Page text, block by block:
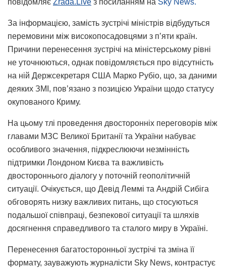
За інформацією, замість зустрічі міністрів відбудуться
перемовини між високопосадовцями з п’яти країн.
Причини перенесення зустрічі на міністерському рівні
не уточнюються, однак повідомляється про відсутність
на ній Держсекретаря США Марко Рубіо, що, за даними
деяких ЗМІ, пов’язано з позицією України щодо статусу
окупованого Криму.
На цьому тлі проведення двосторонніх переговорів між
главами МЗС Великої Британії та України набуває
особливого значення, підкреслюючи незмінність
підтримки Лондоном Києва та важливість
двостороннього діалогу у поточній геополітичній
ситуації. Очікується, що Девід Леммі та Андрій Сибіга
обговорять низку важливих питань, що стосуються
подальшої співпраці, безпекової ситуації та шляхів
досягнення справедливого та сталого миру в Україні.
Перенесення багатосторонньої зустрічі та зміна її
формату, зауважують журналісти Sky News, контрастує